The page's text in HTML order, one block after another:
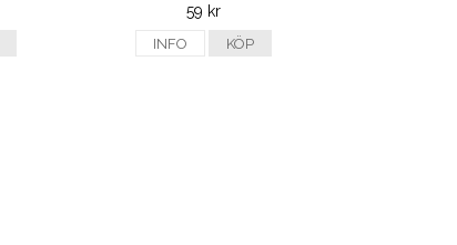
59 kr
INFO KÖP